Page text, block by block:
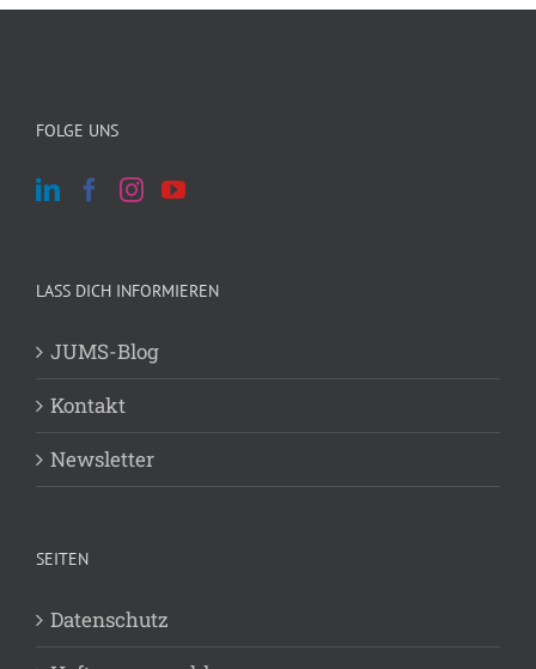
FOLGE UNS
LASS DICH INFORMIEREN
JUMS-Blog
Kontakt
Newsletter
SEITEN
Datenschutz